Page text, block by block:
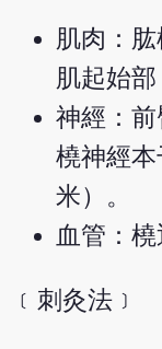
肌肉：
肌起始部
神經：
橈神經
米）。
血管：橈
﹝刺灸法﹞